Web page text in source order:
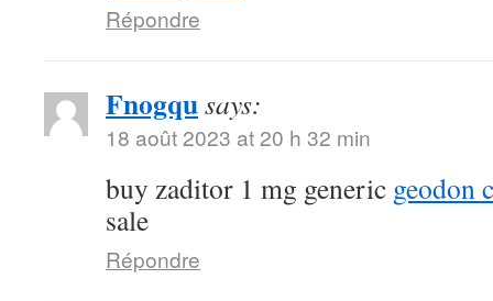
Répondre
Fnogqusays:
18 août 2023 at 20 h 32 min
buy zaditor 1 mg generic geodon
sale
Répondre